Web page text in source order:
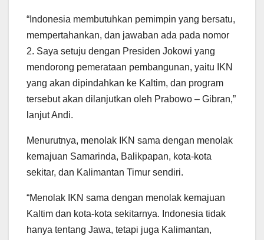
“Indonesia membutuhkan pemimpin yang bersatu,
mempertahankan, dan jawaban ada pada nomor
2. Saya setuju dengan Presiden Jokowi yang
mendorong pemerataan pembangunan, yaitu IKN
yang akan dipindahkan ke Kaltim, dan program
tersebut akan dilanjutkan oleh Prabowo – Gibran,”
lanjut Andi.
Menurutnya, menolak IKN sama dengan menolak
kemajuan Samarinda, Balikpapan, kota-kota
sekitar, dan Kalimantan Timur sendiri.
“Menolak IKN sama dengan menolak kemajuan
Kaltim dan kota-kota sekitarnya. Indonesia tidak
hanya tentang Jawa, tetapi juga Kalimantan,